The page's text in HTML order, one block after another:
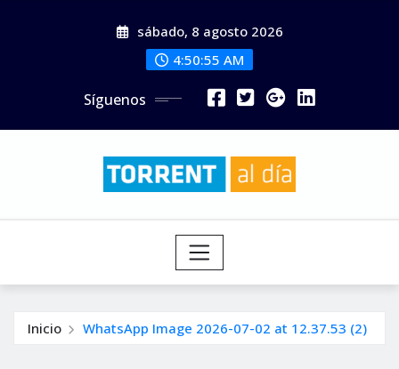
sábado, 8 agosto 2026
4:50:56 AM
Síguenos
Inicio WhatsApp Image 2026-07-02 at 12.37.53 (2)